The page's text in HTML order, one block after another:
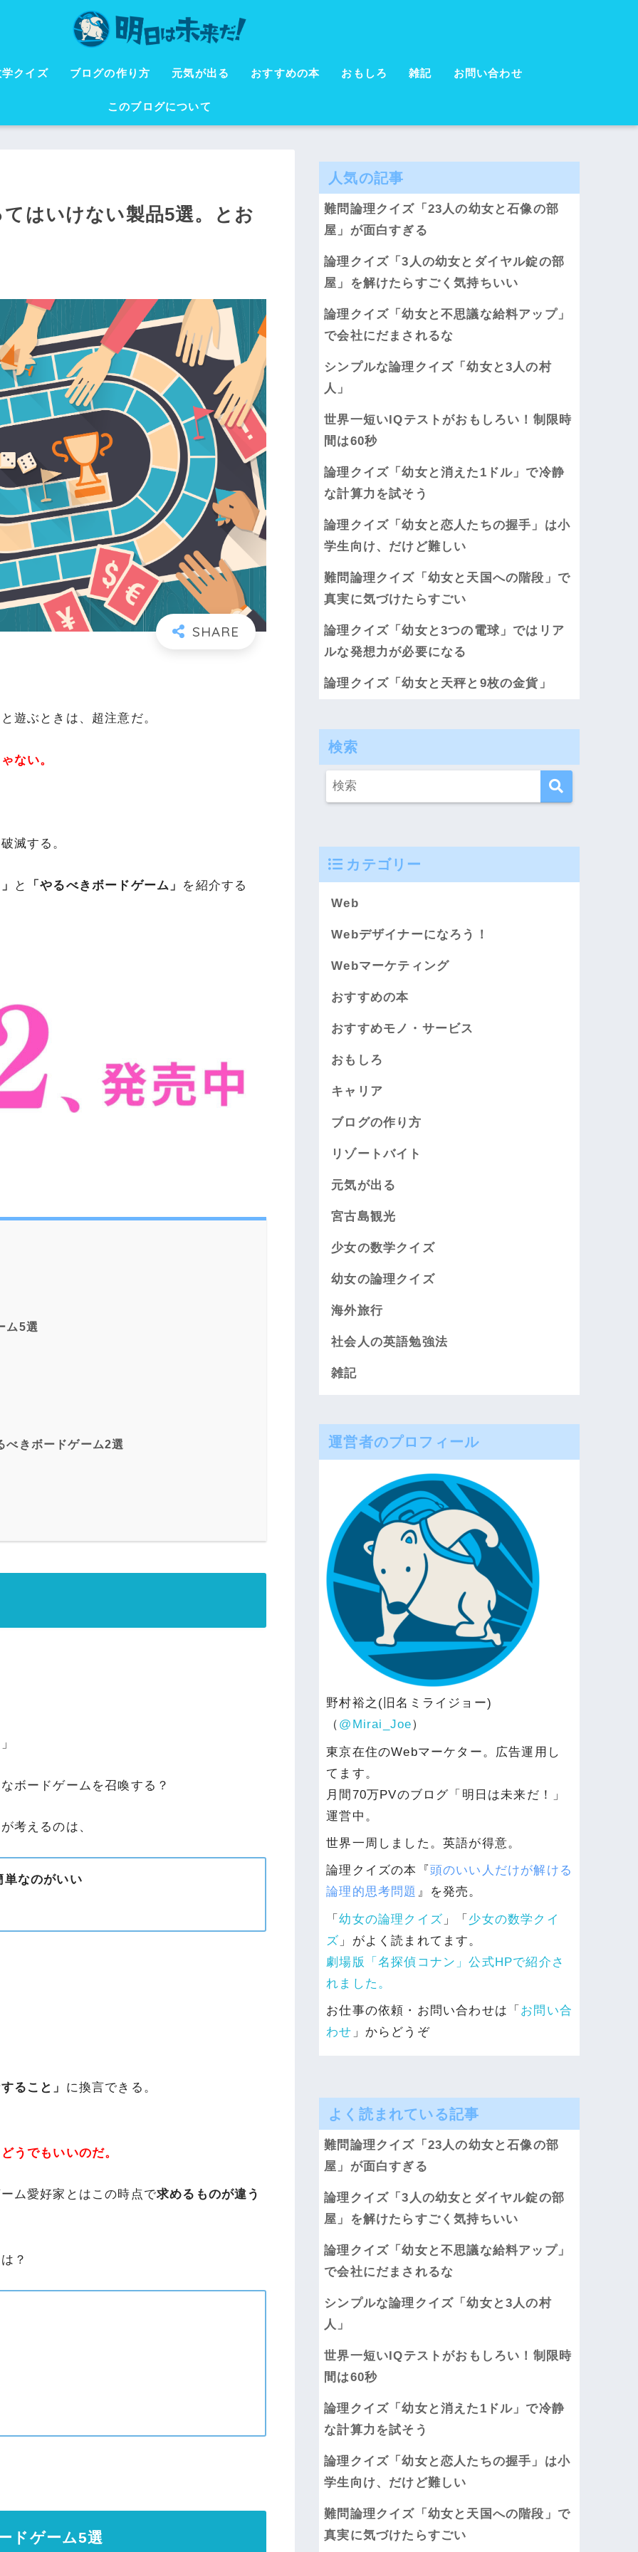
クイズ ブログの作り方 元気が出る おすすめの本 おもしろ 雑記 お問い合わせ
このブログについて
はいけない製品5選。とお
遊ぶときは、超注意だ。
ない。
滅する。
と 「やるべきボードゲーム」 を紹介する
ム5選
べきボードゲーム2選
ボードゲームを召喚する？
考えるのは、
単なのがいい
ること」 に換言できる。
うでもいいのだ。
ム愛好家とはこの時点で求めるものが違う
？
ドゲーム5選
人気の記事
難問論理クイズ「23人の幼女と石像の部
屋」が面白すぎる
論理クイズ「3人の幼女とダイヤル錠の部
屋」を解けたらすごく気持ちいい
論理クイズ「幼女と不思議な給料アップ」
で会社にだまされるな
シンプルな論理クイズ「幼女と3人の村
人」
世界一短いIQテストがおもしろい！制限時
間は60秒
論理クイズ「幼女と消えた1ドル」で冷静
な計算力を試そう
論理クイズ「幼女と恋人たちの握手」は小
学生向け、だけど難しい
難問論理クイズ「幼女と天国への階段」で
真実に気づけたらすごい
論理クイズ「幼女と3つの電球」ではリア
ルな発想力が必要になる
論理クイズ「幼女と天秤と9枚の金貨」
検索
カテゴリー
Web
Webデザイナーになろう！
Webマーケティング
おすすめの本
おすすめモノ・サービス
おもしろ
キャリア
ブログの作り方
リゾートバイト
元気が出る
宮古島観光
少女の数学クイズ
幼女の論理クイズ
海外旅行
社会人の英語勉強法
雑記
運営者のプロフィール
野村裕之(旧名ミライジョー)
（ @Mirai_Joe）
東京在住のWebマーケター。広告運用し
てます。
月間70万PVのブログ「明日は未来だ！」
運営中。
世界一周しました。英語が得意。
論理クイズの本『頭のいい人だけが解ける
論理的思考問題 』を発売。
「幼女の論理クイズ 」「 少女の数学クイ
ズ 」がよく読まれてます。
劇場版「名探偵コナン」公式HPで紹介さ
れました。
お仕事の依頼・お問い合わせは「 お問い合
わせ 」からどうぞ
よく読まれている記事
難問論理クイズ「23人の幼女と石像の部
屋」が面白すぎる
論理クイズ「3人の幼女とダイヤル錠の部
屋」を解けたらすごく気持ちいい
論理クイズ「幼女と不思議な給料アップ」
で会社にだまされるな
シンプルな論理クイズ「幼女と3人の村
人」
世界一短いIQテストがおもしろい！制限時
間は60秒
論理クイズ「幼女と消えた1ドル」で冷静
な計算力を試そう
論理クイズ「幼女と恋人たちの握手」は小
学生向け、だけど難しい
難問論理クイズ「幼女と天国への階段」で
真実に気づけたらすごい